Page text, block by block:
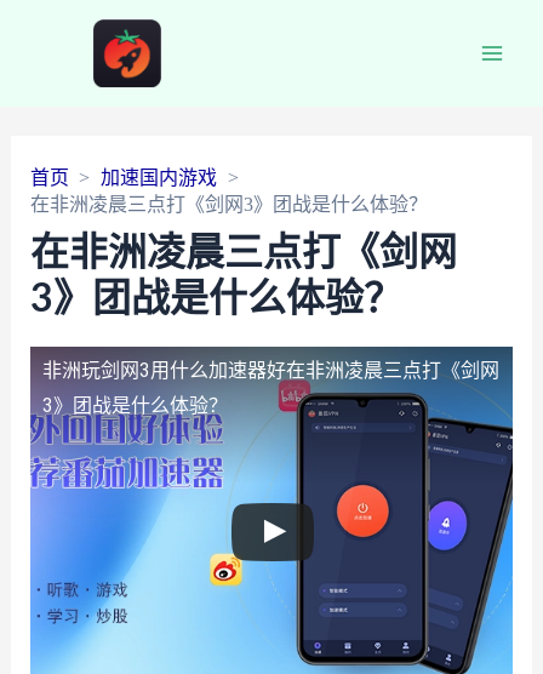
首页
加速国内游戏
在非洲凌晨三点打《剑网3》团战是什么体验？
在非洲凌晨三点打《剑网
3》团战是什么体验？
非洲玩剑网3用什么加速器好在非洲凌晨三点打《剑网
3》团战是什么体验？